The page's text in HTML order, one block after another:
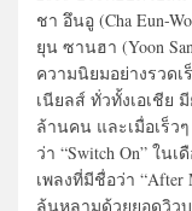
ชา อึนอู (Cha Eun-
ยุน ซานฮา (Yoon
ความนิยมอย่างรวด
เนียลส์ ทั่วทั้งเอเชีย
ล้านคน และเมื่อเร็ว
ว่า “Switch On” ใ
เพลงที่มีชื่อว่า “After
ล้นหลามด้วยยอดวิว